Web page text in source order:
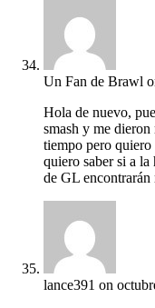
Un Fan de Brawl
Hola de nuevo,
smash y me
tiempo pero
quiero saber si a la
de GL
lance391 on